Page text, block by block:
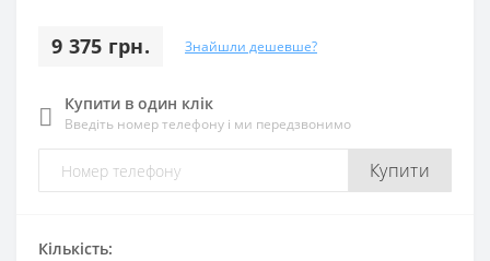
9 375 грн. Знайшли дешевше?
Купити в один клік
Введіть номер телефону і ми передзвонимо
Купити
Кількість: